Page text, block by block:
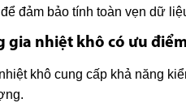
đảm bảo tính toàn vẹn dữ
gia nhiệt khô có ưu
khô cung cấp khả năng